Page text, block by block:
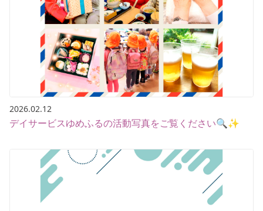
2026.02.12
デイサービスゆめふるの活動写真をご覧ください🔍✨